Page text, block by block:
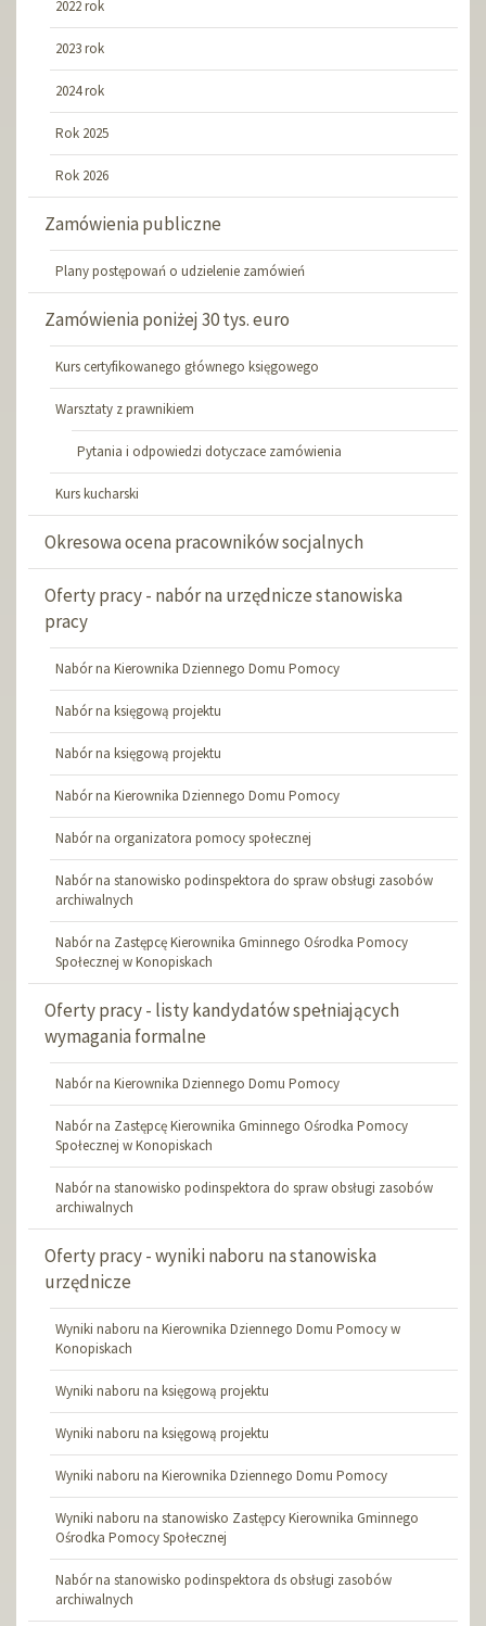
2022 rok
2023 rok
2024 rok
Rok 2025
Rok 2026
Zamówienia publiczne
Plany postępowań o udzielenie zamówień
Zamówienia poniżej 30 tys. euro
Kurs certyfikowanego głównego księgowego
Warsztaty z prawnikiem
Pytania i odpowiedzi dotyczace zamówienia
Kurs kucharski
Okresowa ocena pracowników socjalnych
Oferty pracy - nabór na urzędnicze stanowiska
pracy
Nabór na Kierownika Dziennego Domu Pomocy
Nabór na księgową projektu
Nabór na księgową projektu
Nabór na Kierownika Dziennego Domu Pomocy
Nabór na organizatora pomocy społecznej
Nabór na stanowisko podinspektora do spraw obsługi zasobów
archiwalnych
Nabór na Zastępcę Kierownika Gminnego Ośrodka Pomocy
Społecznej w Konopiskach
Oferty pracy - listy kandydatów spełniających
wymagania formalne
Nabór na Kierownika Dziennego Domu Pomocy
Nabór na Zastępcę Kierownika Gminnego Ośrodka Pomocy
Społecznej w Konopiskach
Nabór na stanowisko podinspektora do spraw obsługi zasobów
archiwalnych
Oferty pracy - wyniki naboru na stanowiska
urzędnicze
Wyniki naboru na Kierownika Dziennego Domu Pomocy w
Konopiskach
Wyniki naboru na księgową projektu
Wyniki naboru na księgową projektu
Wyniki naboru na Kierownika Dziennego Domu Pomocy
Wyniki naboru na stanowisko Zastępcy Kierownika Gminnego
Ośrodka Pomocy Społecznej
Nabór na stanowisko podinspektora ds obsługi zasobów
archiwalnych